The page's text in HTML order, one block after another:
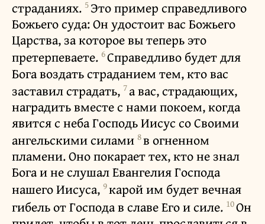
страданиях. 5Это пример справедливого
Божьего суда: Он удостоит вас Божьего
Царства, за которое вы теперь это
претерпеваете. 6Справедливо будет для
Бога воздать страданием тем, кто вас
заставил страдать, 7а вас, страдающих,
наградить вместе с нами покоем, когда
явится с неба Господь Иисус со Своими
ангельскими силами 8в огненном
пламени. Оно покарает тех, кто не знал
Бога и не слушал Евангелия Господа
нашего Иисуса, 9карой им будет вечная
гибель от Господа в славе Его и силе. 10Он